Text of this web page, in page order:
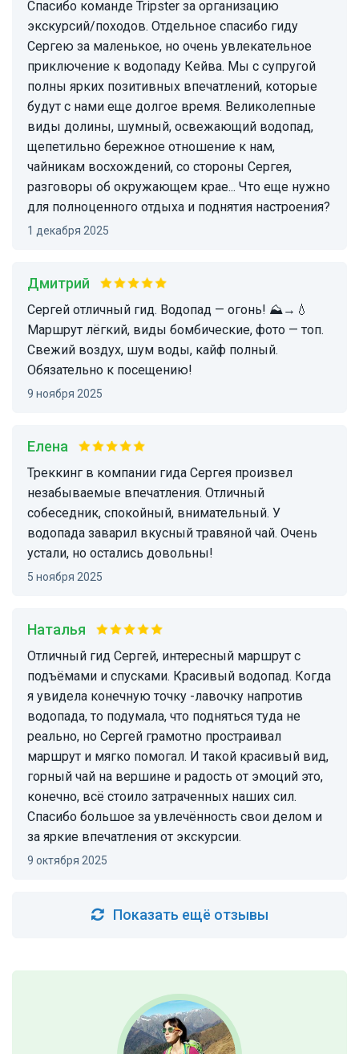
Спасибо команде Tripster за организацию
экскурсий/походов. Отдельное спасибо гиду
Сергею за маленькое, но очень увлекательное
приключение к водопаду Кейва. Мы с супругой
полны ярких позитивных впечатлений, которые
будут с нами еще долгое время. Великолепные
виды долины, шумный, освежающий водопад,
щепетильно бережное отношение к нам,
чайникам восхождений, со стороны Сергея,
разговоры об окружающем крае... Что еще нужно
для полноценного отдыха и поднятия настроения?
1 декабря 2025
Дмитрий
Сергей отличный гид. Водопад — огонь! ⛰️→💧
Маршрут лёгкий, виды бомбические, фото — топ.
Свежий воздух, шум воды, кайф полный.
Обязательно к посещению!
9 ноября 2025
Елена
Треккинг в компании гида Сергея произвел
незабываемые впечатления. Отличный
собеседник, спокойный, внимательный. У
водопада заварил вкусный травяной чай. Очень
устали, но остались довольны!
5 ноября 2025
Наталья
Отличный гид Сергей, интересный маршрут с
подъёмами и спусками. Красивый водопад. Когда
я увидела конечную точку -лавочку напротив
водопада, то подумала, что подняться туда не
реально, но Сергей грамотно простраивал
маршрут и мягко помогал. И такой красивый вид,
горный чай на вершине и радость от эмоций это,
конечно, всё стоило затраченных наших сил.
Спасибо большое за увлечённость свои делом и
за яркие впечатления от экскурсии.
9 октября 2025
Показать ещё отзывы